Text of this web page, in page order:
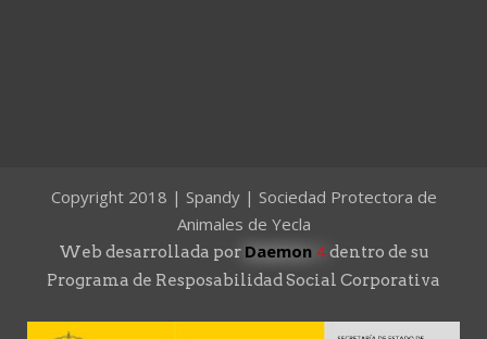
Copyright 2018 | Spandy | Sociedad Protectora de
Animales de Yecla
Web desarrollada por Daemon 4dentro de su
Programa de Resposabilidad Social Corporativa